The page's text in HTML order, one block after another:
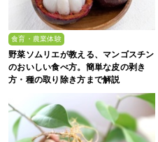
食育・農業体験
野菜ソムリエが教える、マンゴスチン
のおいしい食べ方。簡単な皮の剥き
方・種の取り除き方まで解説